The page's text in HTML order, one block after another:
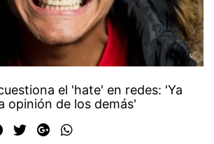
el 'hate' en redes: 'Ya
opinión de los demás'